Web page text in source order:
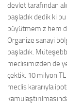
devlet tarafından
başladık dedik ki bu
büyütmemiz hem
Organize sanayi
başladık.
meclisimizden de
çektik. 10 milyon TL
meclis kararıyla